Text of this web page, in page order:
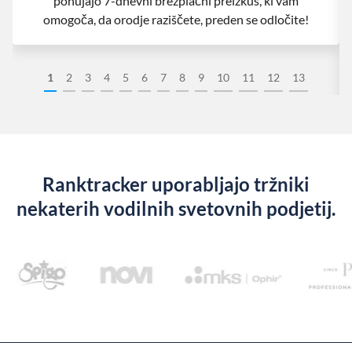
1 2 3 4 5 6 7 8 9 10 11 12 13
omogoča, da orodje raziščete, preden se odločite!
Ranktracker uporabljajo tržniki
nekaterih vodilnih svetovnih podjetij.